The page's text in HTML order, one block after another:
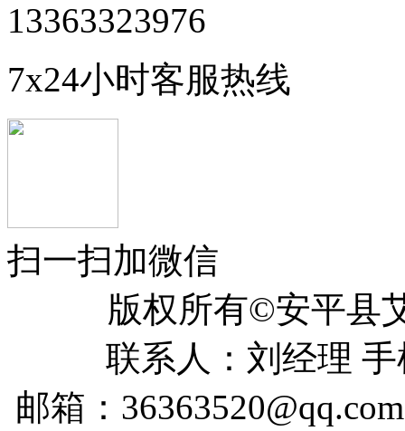
13363323976
7x24小时客服热线
扫一扫加微信
版权所有©安平
联系人：刘经理 手
邮箱：